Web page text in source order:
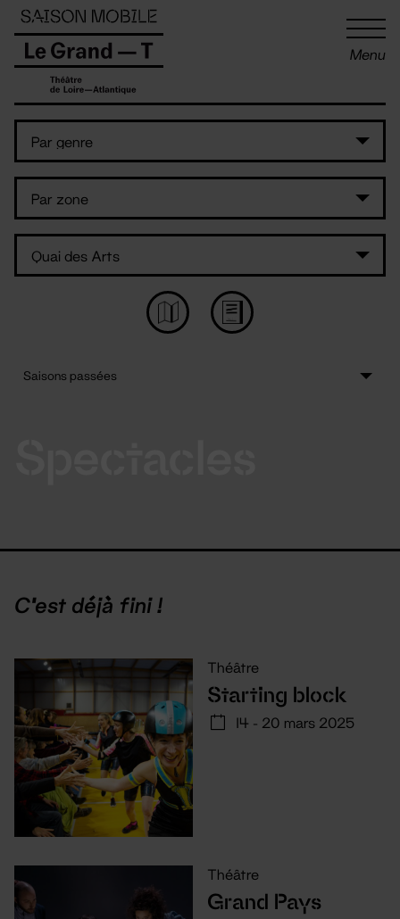
Menu
C'est déjà fini !
Théâtre
Starting block
14 - 20 mars 2025
Théâtre
Grand Pays
Panneau de gestion des cookies